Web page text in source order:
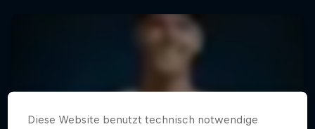
Diese Website benutzt technisch notwendige